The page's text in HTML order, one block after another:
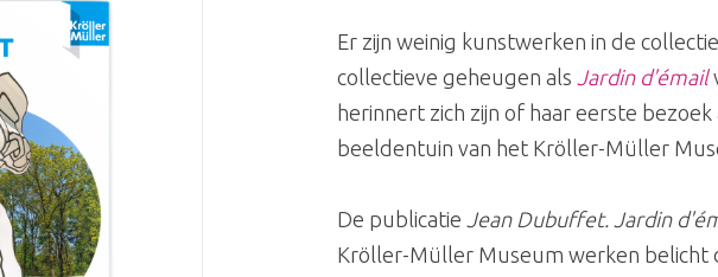
Er zijn weinig kunstwerken in de
collectieve geheugen als Jardin d'émail
herinnert zich zijn of haar eerste
beeldentuin van het Kröller-Müller
De publicatie Jean Dubuffet. Jardin
Kröller-Müller Museum werken belicht